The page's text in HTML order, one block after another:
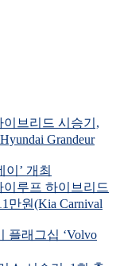
브리드 시승기,
Grandeur
’ 개최
루프 하이브리드
만원(Kia Carnival
플래그십 ‘Volvo